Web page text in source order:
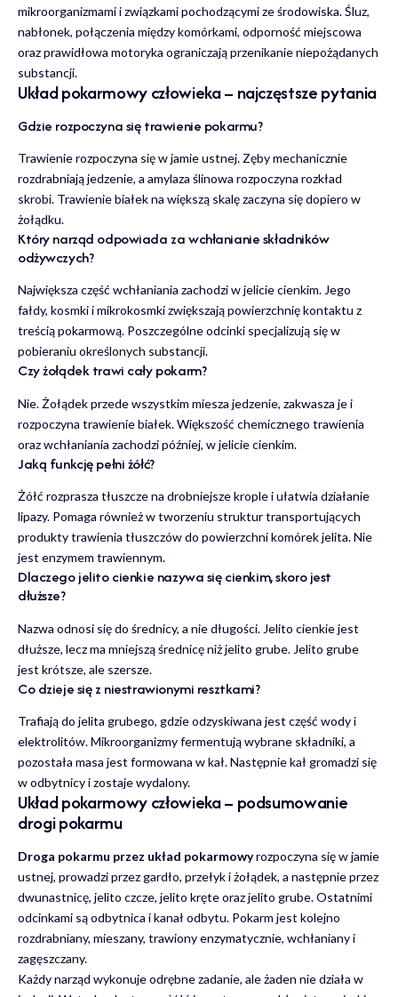
mikroorganizmami i związkami pochodzącymi ze środowiska. Śluz,
nabłonek, połączenia między komórkami, odporność miejscowa
oraz prawidłowa motoryka ograniczają przenikanie niepożądanych
substancji.
Układ pokarmowy człowieka – najczęstsze pytania
Gdzie rozpoczyna się trawienie pokarmu?
Trawienie rozpoczyna się w jamie ustnej. Zęby mechanicznie
rozdrabniają jedzenie, a amylaza ślinowa rozpoczyna rozkład
skrobi. Trawienie białek na większą skalę zaczyna się dopiero w
żołądku.
Który narząd odpowiada za wchłanianie składników
odżywczych?
Największa część wchłaniania zachodzi w jelicie cienkim. Jego
fałdy, kosmki i mikrokosmki zwiększają powierzchnię kontaktu z
treścią pokarmową. Poszczególne odcinki specjalizują się w
pobieraniu określonych substancji.
Czy żołądek trawi cały pokarm?
Nie. Żołądek przede wszystkim miesza jedzenie, zakwasza je i
rozpoczyna trawienie białek. Większość chemicznego trawienia
oraz wchłaniania zachodzi później, w jelicie cienkim.
Jaką funkcję pełni żółć?
Żółć rozprasza tłuszcze na drobniejsze krople i ułatwia działanie
lipazy. Pomaga również w tworzeniu struktur transportujących
produkty trawienia tłuszczów do powierzchni komórek jelita. Nie
jest enzymem trawiennym.
Dlaczego jelito cienkie nazywa się cienkim, skoro jest
dłuższe?
Nazwa odnosi się do średnicy, a nie długości. Jelito cienkie jest
dłuższe, lecz ma mniejszą średnicę niż jelito grube. Jelito grube
jest krótsze, ale szersze.
Co dzieje się z niestrawionymi resztkami?
Trafiają do jelita grubego, gdzie odzyskiwana jest część wody i
elektrolitów. Mikroorganizmy fermentują wybrane składniki, a
pozostała masa jest formowana w kał. Następnie kał gromadzi się
w odbytnicy i zostaje wydalony.
Układ pokarmowy człowieka – podsumowanie
drogi pokarmu
Droga pokarmu przez układ pokarmowyrozpoczyna się w jamie
ustnej, prowadzi przez gardło, przełyk i żołądek, a następnie przez
dwunastnicę, jelito czcze, jelito kręte oraz jelito grube. Ostatnimi
odcinkami są odbytnica i kanał odbytu. Pokarm jest kolejno
rozdrabniany, mieszany, trawiony enzymatycznie, wchłaniany i
zagęszczany.
Każdy narząd wykonuje odrębne zadanie, ale żaden nie działa w